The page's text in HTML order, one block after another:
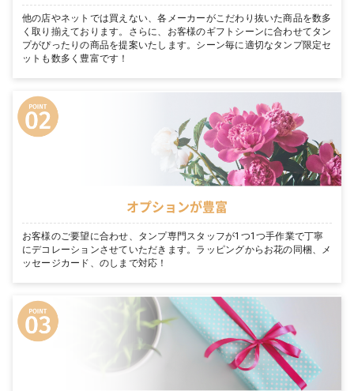
他の店やネットでは買えない、各メーカーがこだわり抜いた商品を数多
く取り揃えております。さらに、お客様のギフトシーンに合わせてタン
プがぴったりの商品を提案いたします。シーン毎に適切なタンプ限定セ
ットも数多く豊富です！
オプションが豊富
お客様のご要望に合わせ、タンプ専門スタッフが1つ1つ手作業で丁寧
にデコレーションさせていただきます。ラッピングからお花の同梱、メ
ッセージカード、のしまで対応！